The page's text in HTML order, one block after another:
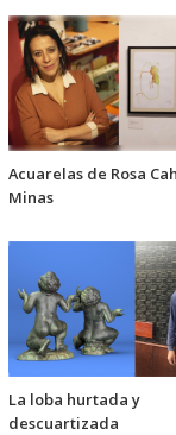
Acuarelas de Rosa
Minas
La loba hurtada y
descuartizada